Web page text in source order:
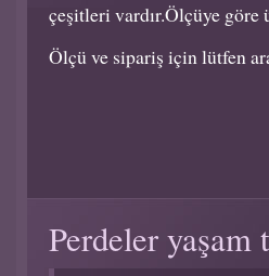
çeşitleri vardır.Ölçüye göre
Ölçü ve sipariş için lütfen
Perdeler yaşam